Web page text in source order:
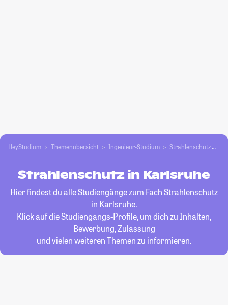
HeyStudium Themenübersicht Ingenieur-Studium Strahlenschutz
Strahlenschutz in Karlsruhe
Hier findest du alle Studiengänge zum FachStrahlenschutz
in Karlsruhe.
Klick auf die Studiengangs-Profile, um dich zu Inhalten,
Bewerbung, Zulassung
und vielen weiteren Themen zu informieren.